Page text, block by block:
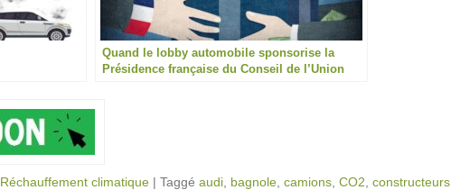
Quand le lobby automobile sponsorise la
Présidence française du Conseil de l’Union
Réchauffement climatique | Taggé audi bagnole camions CO2 constructeurs